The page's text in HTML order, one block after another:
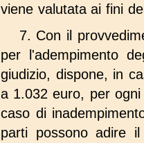
viene valutata ai fini
7. Con il
per l'adempimento
giudizio, dispone, in
a 1.032 euro, per
caso di
parti possono adire